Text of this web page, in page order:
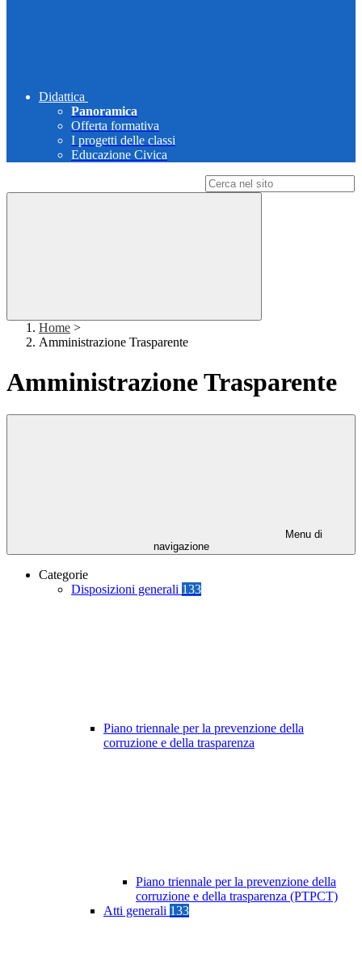
Didattica
Panoramica
Offerta formativa
I progetti delle classi
Educazione Civica
Home >
Amministrazione Trasparente
Amministrazione Trasparente
Menu di
navigazione
Categorie
Disposizioni generali 133
Piano triennale per la prevenzione della
corruzione e della trasparenza
Piano triennale per la prevenzione della
corruzione e della trasparenza (PTPCT)
Atti generali 133